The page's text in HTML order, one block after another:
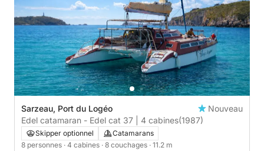
Sarzeau, Port du Logéo
Nouveau
Edel catamaran - Edel cat 37 | 4 cabines(1987)
Skipper optionnel
Catamarans
8 personnes · 4 cabines · 8 couchages · 11.2 m